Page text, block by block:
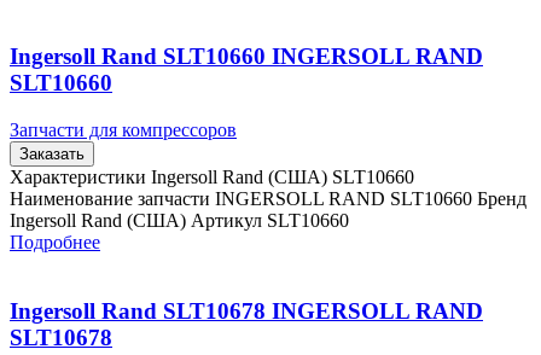
Ingersoll Rand SLT10660 INGERSOLL RAND
SLT10660
Запчасти для компрессоров
Заказать
Характеристики Ingersoll Rand (США) SLT10660
Наименование запчасти INGERSOLL RAND SLT10660 Бренд
Ingersoll Rand (США) Артикул SLT10660
Подробнее
Ingersoll Rand SLT10678 INGERSOLL RAND
SLT10678